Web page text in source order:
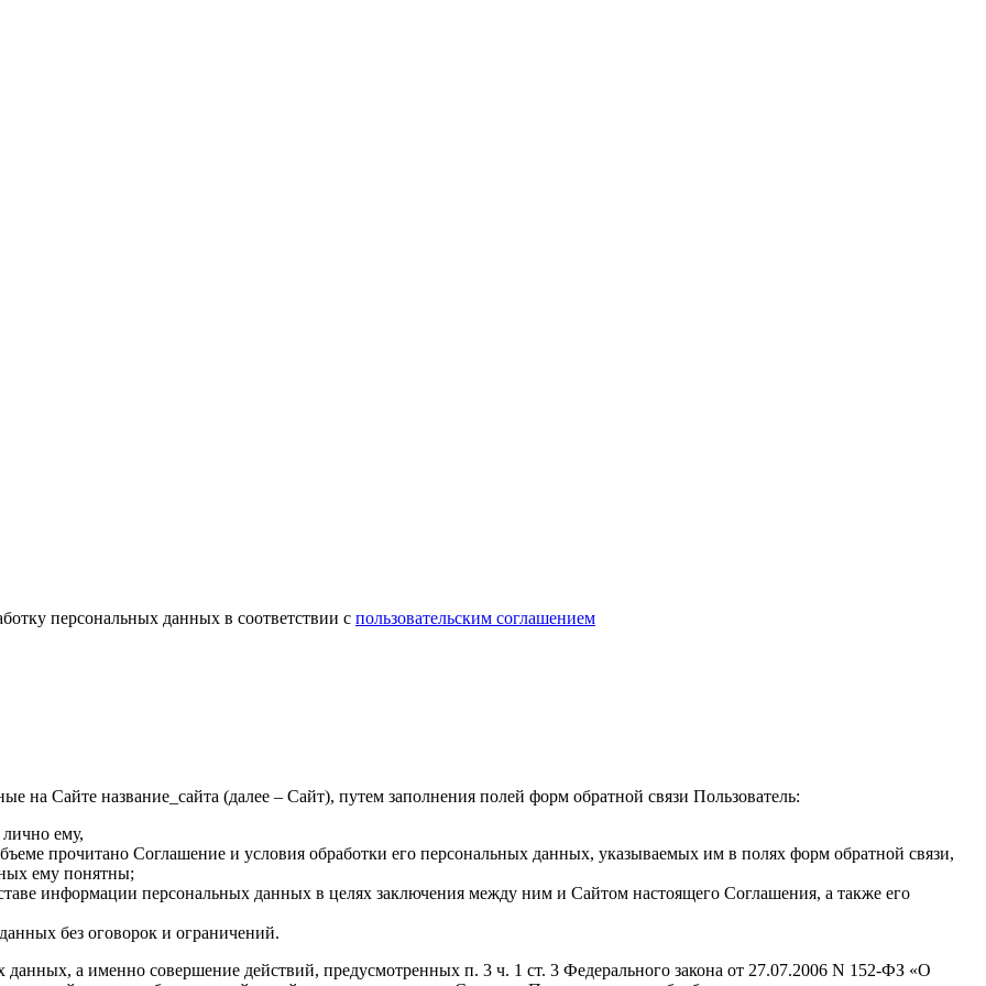
персональных данных в соответствии с пользовательским соглашением
на Сайте название_сайта (далее – Сайт), путем заполнения полей форм обратной связи Пользователь:
ему,
прочитано Соглашение и условия обработки его персональных данных, указываемых им в полях форм обратной связи,
ему понятны;
информации персональных данных в целях заключения между ним и Сайтом настоящего Соглашения, а также его
без оговорок и ограничений.
данных, а именно совершение действий, предусмотренных п. 3 ч. 1 ст. 3 Федерального закона от 27.07.2006 N 152-ФЗ «О